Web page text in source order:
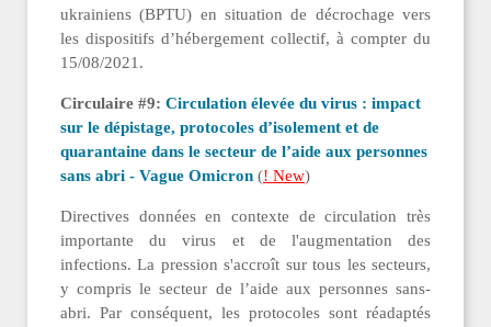
ukrainiens (BPTU) en situation de décrochage vers
les dispositifs d’hébergement collectif, à compter du
15/08/2021.
Circulaire #9: Circulation élevée du virus : impact
sur le dépistage, protocoles d’isolement et de
quarantaine dans le secteur de l’aide aux personnes
sans abri - Vague Omicron (! New)
Directives données en contexte de circulation très
importante du virus et de l'augmentation des
infections. La pression s'accroît sur tous les secteurs,
y compris le secteur de l’aide aux personnes sans-
abri. Par conséquent, les protocoles sont réadaptés